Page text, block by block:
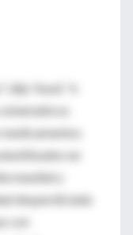
dijo Yusuf, "e
en
mundial y
desperdiciada
con